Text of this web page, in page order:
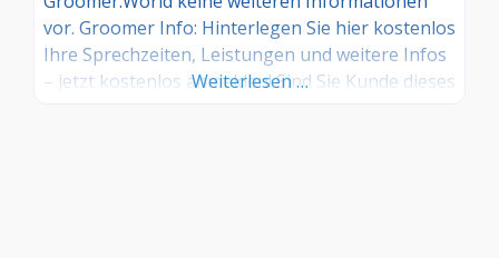
vor. Groomer Info: Hinterlegen Sie hier kostenlos
Ihre Sprechzeiten, Leistungen und weitere Infos
– jetzt kostenlos anmelden! Sind Sie Kunde dieses
Weiterlesen …